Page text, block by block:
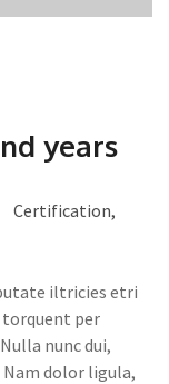
years
Certification,
iltricies etri
per
nunc dui,
dolor ligula,